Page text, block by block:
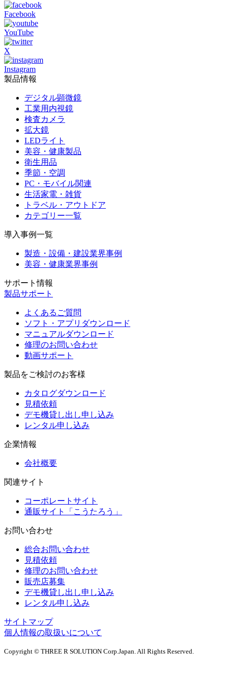
Facebook
YouTube
X
Instagram
製品情報
デジタル顕微鏡
工業用内視鏡
検査カメラ
拡大鏡
LEDライト
美容・健康製品
衛生用品
季節・空調
PC・モバイル関連
生活家電・雑貨
トラベル・アウトドア
カテゴリー一覧
導入事例一覧
製造・設備・建設業界事例
美容・健康業界事例
サポート情報
製品サポート
よくあるご質問
ソフト・アプリダウンロード
マニュアルダウンロード
修理のお問い合わせ
動画サポート
製品をご検討のお客様
カタログダウンロード
見積依頼
デモ機貸し出し申し込み
レンタル申し込み
企業情報
会社概要
関連サイト
コーポレートサイト
通販サイト「こうたろう」
お問い合わせ
総合お問い合わせ
見積依頼
修理のお問い合わせ
販売店募集
デモ機貸し出し申し込み
レンタル申し込み
サイトマップ
個人情報の取扱いについて
Copyright © THREE R SOLUTION Corp.Japan. All Rights Reserved.